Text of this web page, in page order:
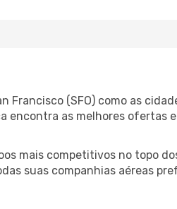
Francisco (SFO) como as
encontra as melhores ofertas
mais competitivos no topo
suas companhias aéreas